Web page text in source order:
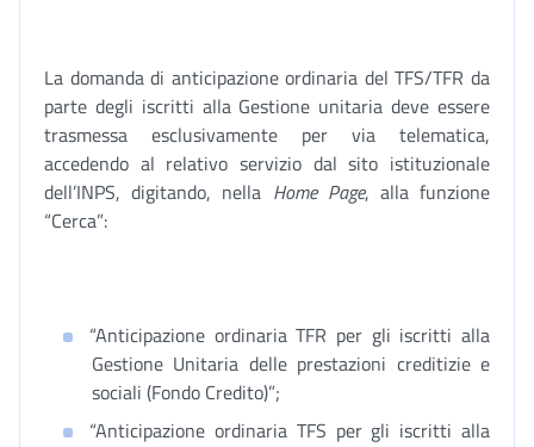
La domanda di anticipazione ordinaria del TFS/TFR da
parte degli iscritti alla Gestione unitaria deve essere
trasmessa esclusivamente per via telematica,
accedendo al relativo servizio dal sito istituzionale
dell’INPS, digitando, nella Home Page, alla funzione
“Cerca”:
“Anticipazione ordinaria TFR per gli iscritti alla
Gestione Unitaria delle prestazioni creditizie e
sociali (Fondo Credito)”;
“Anticipazione ordinaria TFS per gli iscritti alla